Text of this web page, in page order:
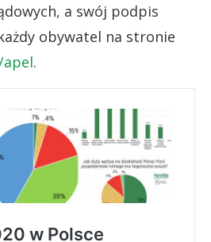
a swój podpis
obywatel na stronie
.